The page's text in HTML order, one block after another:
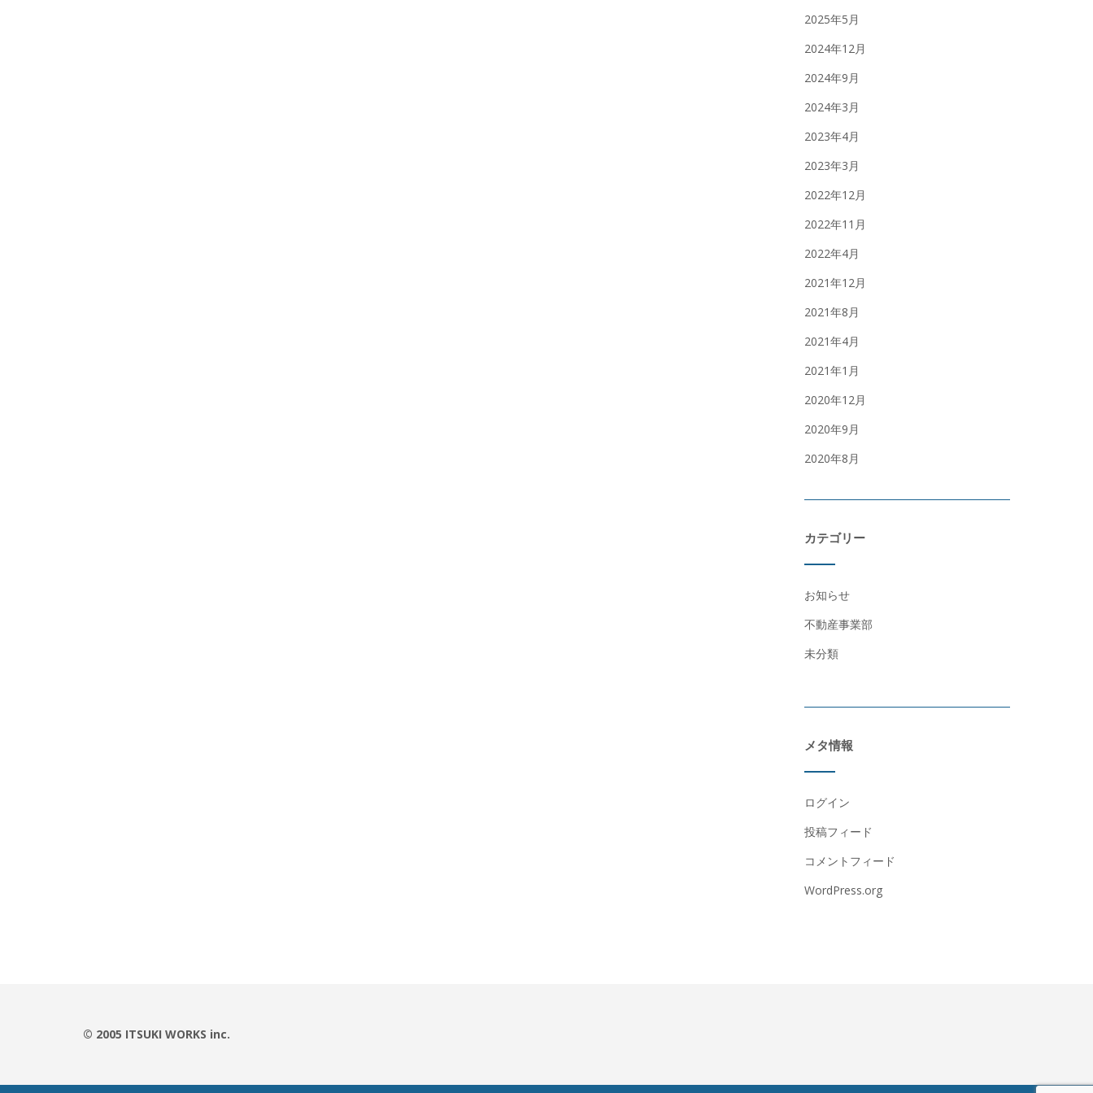
2025年5月
2024年12月
2024年9月
2024年3月
2023年4月
2023年3月
2022年12月
2022年11月
2022年4月
2021年12月
2021年8月
2021年4月
2021年1月
2020年12月
2020年9月
2020年8月
カテゴリー
お知らせ
不動産事業部
未分類
メタ情報
ログイン
投稿フィード
コメントフィード
WordPress.org
© 2005 ITSUKI WORKS inc.